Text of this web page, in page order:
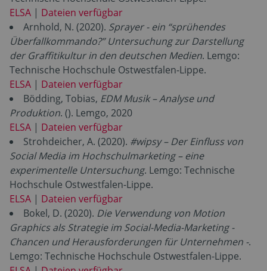
ELSA | Dateien verfügbar
Arnhold, N. (2020). Sprayer - ein “sprühendes
Überfallkommando?” Untersuchung zur Darstellung
der Graffitikultur in den deutschen Medien. Lemgo:
Technische Hochschule Ostwestfalen-Lippe.
ELSA | Dateien verfügbar
Bödding, Tobias, EDM Musik – Analyse und
Produktion. (). Lemgo, 2020
ELSA | Dateien verfügbar
Strohdeicher, A. (2020). #wipsy – Der Einfluss von
Social Media im Hochschulmarketing – eine
experimentelle Untersuchung. Lemgo: Technische
Hochschule Ostwestfalen-Lippe.
ELSA | Dateien verfügbar
Bokel, D. (2020). Die Verwendung von Motion
Graphics als Strategie im Social-Media-Marketing -
Chancen und Herausforderungen für Unternehmen -.
Lemgo: Technische Hochschule Ostwestfalen-Lippe.